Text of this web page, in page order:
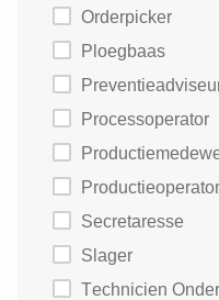
Orderpicker
Ploegbaas
Processoperator
Productieoperator
Secretaresse
Slager
Technicien